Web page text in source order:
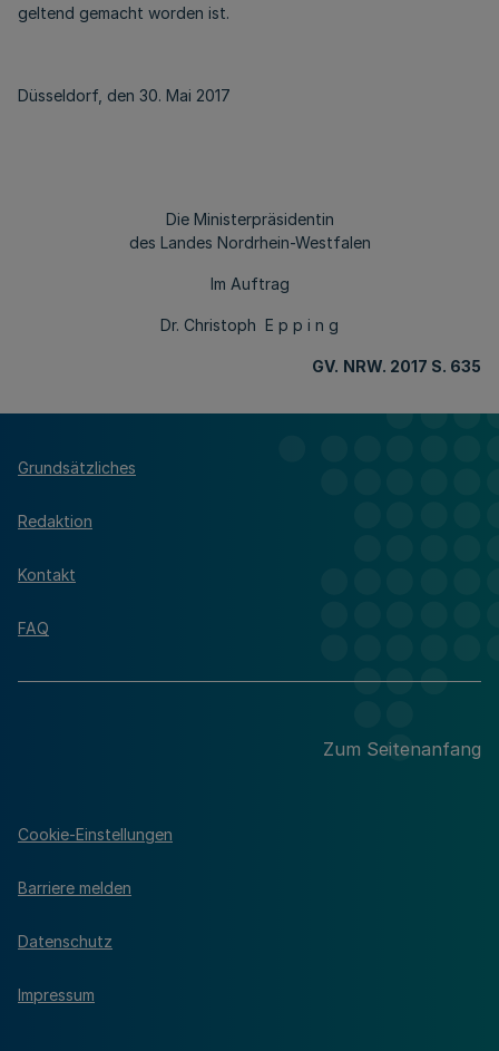
geltend gemacht worden ist.
Düsseldorf, den 30. Mai 2017
Die Ministerpräsidentin
des Landes Nordrhein-Westfalen
Im Auftrag
Dr. Christoph E p p i n g
GV. NRW. 2017 S. 635
Grundsätzliches
Redaktion
Kontakt
FAQ
Zum Seitenanfang
Cookie-Einstellungen
Barriere melden
Datenschutz
Impressum